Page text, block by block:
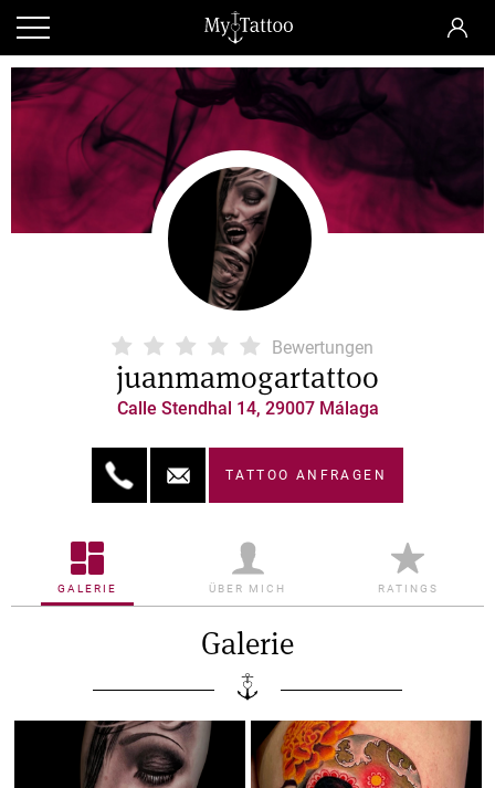
Bewertungen
juanmamogartattoo
Calle Stendhal 14, 29007 Málaga
TATTOO ANFRAGEN
GALERIE ÜBER MICH RATINGS
Galerie